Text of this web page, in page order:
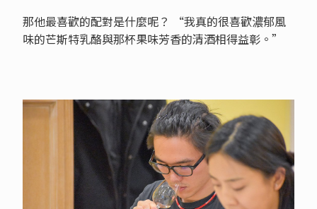
那他最喜歡的配對是什麼呢？ “我真的很喜歡濃郁風
味的芒斯特乳酪與那杯果味芳香的清酒相得益彰。”